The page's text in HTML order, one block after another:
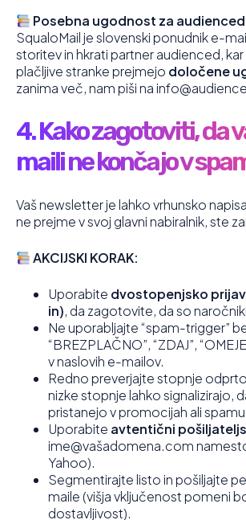
Posebna ugodnost za
SqualoMail je slovenski ponudnik e-
storitev in hkrati partner audienced,
plačljive stranke prejmejo določene
zanima več, nam piši na
4. Kako zagotoviti, da
maili ne končajo v
Vaš newsletter je lahko vrhunsko
ne prejme v svoj glavni nabiralnik, ste
AKCIJSKI KORAK:
Uporabite dvostopenjsko
in), da zagotovite, da so
Ne uporabljajte “spam-trigger”
“BREZPLAČNO”, “ZDAJ”,
v naslovih e-mailov.
Redno preverjajte stopnje
nizke stopnje lahko signalizirajo,
pristanejo v promocijah ali
Uporabite avtentični
ime@vašadomena.com
Yahoo).
Segmentirajte listo in pošiljajte
maile (višja vključenost pomeni
dostavljivost).